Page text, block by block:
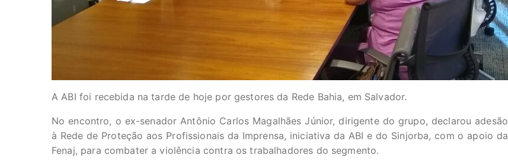
A ABI foi recebida na tarde de hoje por gestores da Rede Bahia, em Salvador.
No encontro, o ex-senador Antônio Carlos Magalhães Júnior, dirigente do grupo, declarou adesão
à Rede de Proteção aos Profissionais da Imprensa, iniciativa da ABI e do Sinjorba, com o apoio da
Fenaj, para combater a violência contra os trabalhadores do segmento.